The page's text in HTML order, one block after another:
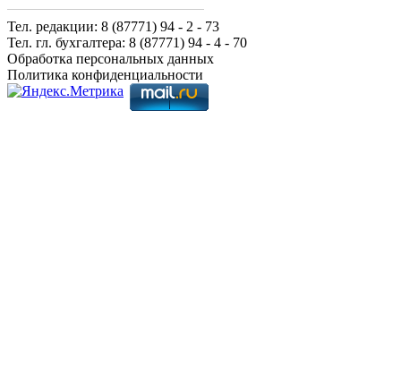
Тел. редакции: 8 (87771) 94 - 2 - 73
Тел. гл. бухгалтера: 8 (87771) 94 - 4 - 70
Обработка персональных данных
Политика конфиденциальности